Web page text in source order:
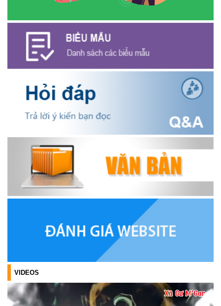
VAY KÝ QUỸ ĐỐI VỚI NGƯỜI LAO ĐỘNG ĐI LÀM VIỆC TẠI HÀN
QUỐC
(24/07/2026)
HỘI NÔNG DÂN XÃ CƯ M’GAR ĐẠI DIỆN TỈNH ĐẮK LẮK QUẢNG
BÁ SẢN PHẨM OCOP TẠI TUẦN LỄ NÔNG SẢN VÀ SẢN PHẨM
OCOP TỈNH KHÁNH HÒA NĂM 2026
(18/07/2026)
Đoàn viên thanh niên và các tầng lớp Nhân dân xã Cư M'gar tích
cực tham gia hưởng ngày hội hiến máu tình nguyện đợt II năm
2026.
(17/07/2026)
HƯỞNG ỨNG CUỘC THI TRỰC TUYẾN CỦA HỘI NÔNG DÂN XÃ
TRIỂN KHAI, GIAO NHIỆM VỤ TÌM KIẾM, QUY TẬP VÀ XÁC ĐỊNH
(27/07/2026)
HỘI LIÊN HIỆP PHỤ NỮ XÃ THĂM, TẶNG QUÀ CÁC GIA ĐÌNH
CHÍNH SÁCH NHÂN NGÀY THƯƠNG BINH - LIỆT SĨ 27/7
VIDEOS